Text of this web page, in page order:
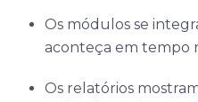
Os módulos se
aconteça em tempo
Os relatórios